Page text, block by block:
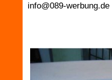
info@089-werbung.de